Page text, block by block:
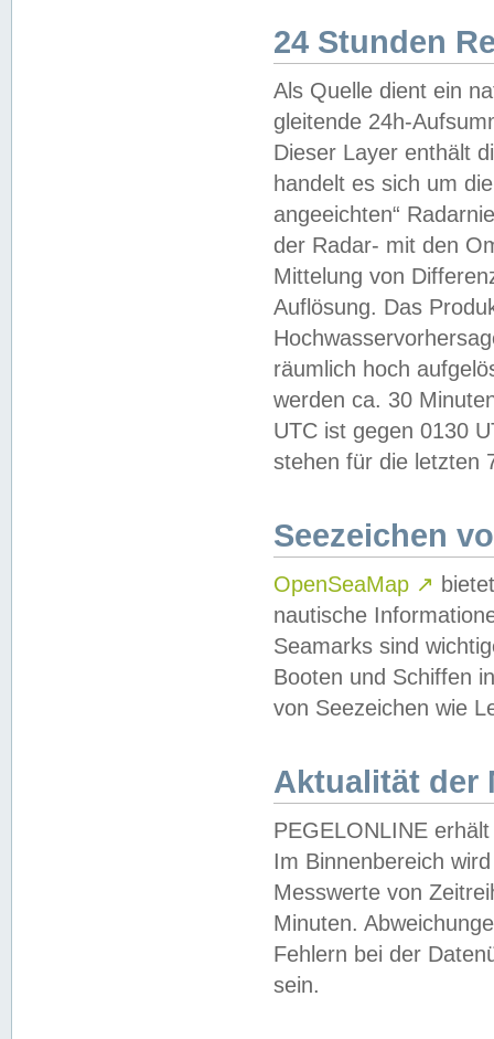
24 Stunden
Als Quelle dient ein
gleitende 24h-
Dieser Layer enthält
handelt es sich um
angeeichten“
der Radar- mit den
Mittelung von
Auflösung. Das
räumlich hoch
werden ca. 30
UTC ist gegen 0130
stehen für die letzten
Seezeichen
OpenSeaMap ↗
nautische
Seamarks sind
Booten und Schiffen
von Seezeichen wie
Aktualität der
PEGELONLINE
Im Binnenbereich
Messwerte von
Minuten.
Fehlern bei der
sein.